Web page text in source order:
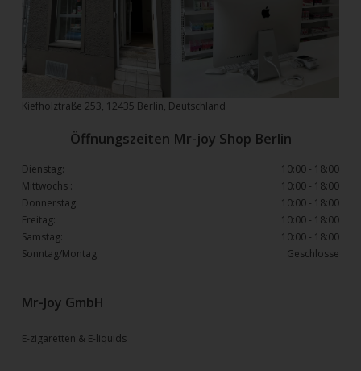
Mr-Joy GmbH
E-zigaretten & E-liquids
Kiefholztraße 253, 12435 Berlin, Deutschland
Öffnungszeiten Mr-joy Shop Berlin
Dienstag:
10:00 - 18:00
Mittwochs :
10:00 - 18:00
Donnerstag:
10:00 - 18:00
Freitag:
10:00 - 18:00
Samstag:
10:00 - 18:00
Sonntag/Montag:
Geschlosse